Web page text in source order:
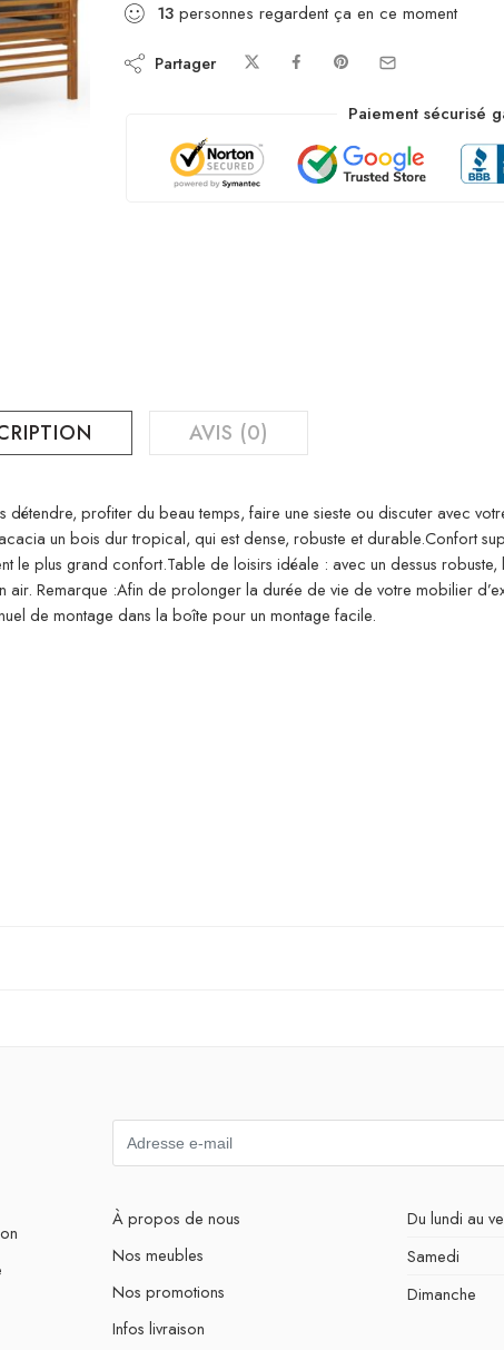
13 personnes regardent ça en ce moment
Partager
Paiement sécurisé
AVIS (0)
profiter du beau temps, faire une sieste ou discuter avec
un bois dur tropical, qui est dense, robuste et durable.Confort
le plus grand confort.Table de loisirs idéale : avec un dessus
Remarque :Afin de prolonger la durée de vie de votre mobilier
de montage dans la boîte pour un montage facile.
À propos de nous
Nos meubles
Nos promotions
Infos livraison
Du lundi au
Samedi
Dimanche